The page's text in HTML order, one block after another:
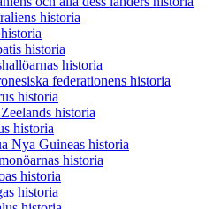
historia
historia
historia
federationens historia
historia
historia
historia
Nya Guineas historia
historia
historia
historia